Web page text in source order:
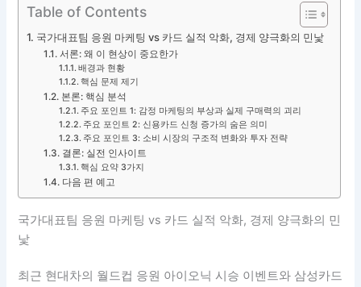
Table of Contents
국가대표팀 응원 마케팅 vs 카드 실적 악화, 경제 양극화의 민낯
서론: 왜 이 현상이 중요한가
배경과 현황
핵심 문제 제기
본론: 핵심 분석
주요 포인트 1: 감정 마케팅의 부상과 실제 구매력의 괴리
주요 포인트 2: 신용카드 신청 증가의 숨은 의미
주요 포인트 3: 소비 시장의 구조적 변화와 투자 전략
결론: 실전 인사이트
핵심 요약 3가지
다음 편 예고
국가대표팀 응원 마케팅 vs 카드 실적 악화, 경제 양극화의 민
낯
최근 현대차의 월드컵 응원 아이오닉 시승 이벤트와 삼성카드